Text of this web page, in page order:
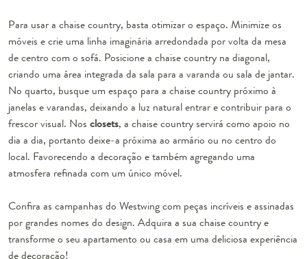
Para usar a chaise country, basta otimizar o espaço. Minimize os
móveis e crie uma linha imaginária arredondada por volta da mesa
de centro com o sofá. Posicione a chaise country na diagonal,
criando uma área integrada da sala para a varanda ou sala de jantar.
No quarto, busque um espaço para a chaise country próximo à
janelas e varandas, deixando a luz natural entrar e contribuir para o
frescor visual. Nos closets, a chaise country servirá como apoio no
dia a dia, portanto deixe-a próxima ao armário ou no centro do
local. Favorecendo a decoração e também agregando uma
atmosfera refinada com um único móvel.
Confira as campanhas do Westwing com peças incríveis e assinadas
por grandes nomes do design. Adquira a sua chaise country e
transforme o seu apartamento ou casa em uma deliciosa experiência
de decoração!